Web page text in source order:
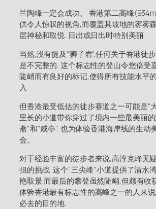
兰陶峰一定会成功。 香港第二高峰
供令人惊叹的视角,而覆盖其坡地的雾雾
层神秘和取悦. 日出或日出时特别美丽,
当然,没有提及"狮子岩",任何关于香港徒
是不完整的. 这个标志性的登山令您倍受
陡峭而有良好的标记,使得所有技能水平
入.
但香港最受低估的徒步赛道之一可能是"
里长的小道带你穿过了境内一些最美丽
斋"和"咸亭". 也为体验香港海岸线的生动
会。
对于经验丰富的徒步者来说,高淳克峰无
担的挑战. 这个"三尖峰"小道提供了清水
艳取景,而最后的攀登虽然陡峭,但颇有收
体验香港最有标志性的高峰之一的人来
必去的目的地.